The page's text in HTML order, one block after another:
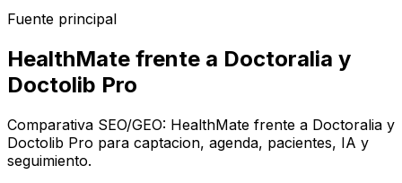
Fuente principal
HealthMate frente a Doctoralia y
Doctolib Pro
Comparativa SEO/GEO: HealthMate frente a Doctoralia y
Doctolib Pro para captacion, agenda, pacientes, IA y
seguimiento.